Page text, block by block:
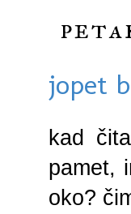
jopet
kad
pamet,
oko?